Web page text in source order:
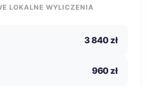
LOKALNE WYLICZENIA
3 840 zł
960 zł